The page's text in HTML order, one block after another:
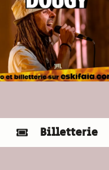
Billetterie